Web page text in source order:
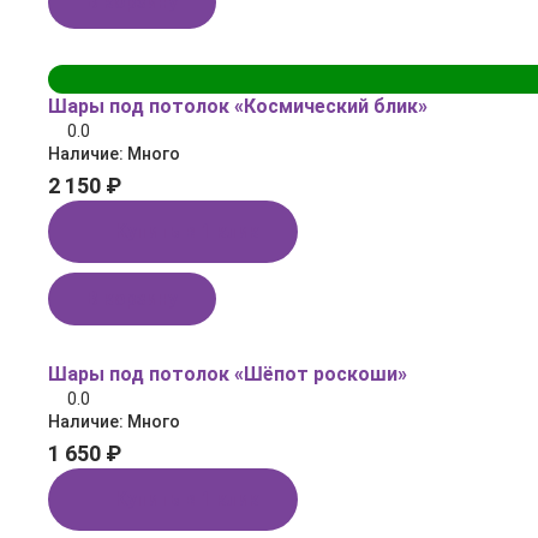
Шары под потолок «Космический блик»
0.0
Наличие: Много
2 150 ₽
Шары под потолок «Шёпот роскоши»
0.0
Наличие: Много
1 650 ₽